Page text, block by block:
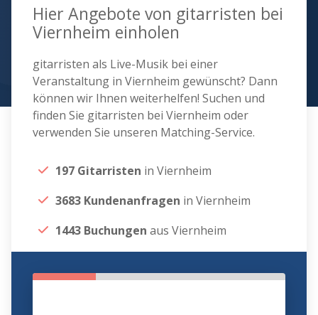
Hier Angebote von gitarristen bei
Viernheim einholen
gitarristen als Live-Musik bei einer
Veranstaltung in Viernheim gewünscht? Dann
können wir Ihnen weiterhelfen! Suchen und
finden Sie gitarristen bei Viernheim oder
verwenden Sie unseren Matching-Service.
197 Gitarristen in Viernheim
3683 Kundenanfragen in Viernheim
1443 Buchungen aus Viernheim